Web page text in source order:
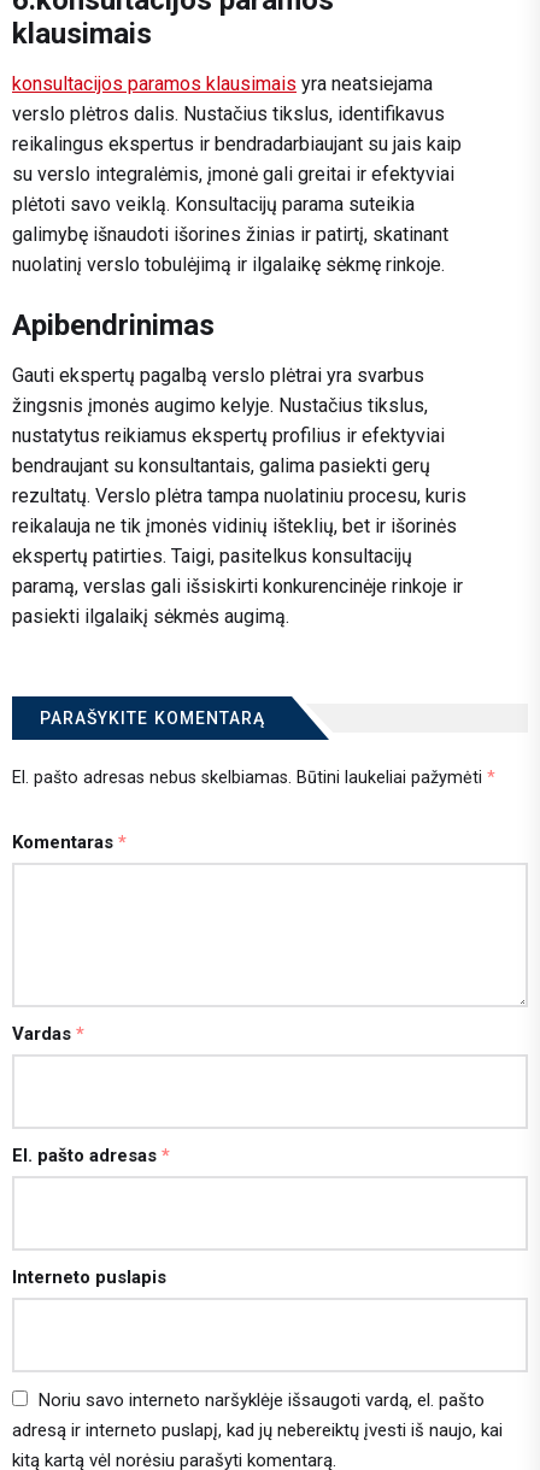
klausimais
konsultacijos paramos klausimais yra neatsiejama
verslo plėtros dalis. Nustačius tikslus, identifikavus
reikalingus ekspertus ir bendradarbiaujant su jais kaip
su verslo integralėmis, įmonė gali greitai ir efektyviai
plėtoti savo veiklą. Konsultacijų parama suteikia
galimybę išnaudoti išorines žinias ir patirtį, skatinant
nuolatinį verslo tobulėjimą ir ilgalaikę sėkmę rinkoje.
Apibendrinimas
Gauti ekspertų pagalbą verslo plėtrai yra svarbus
žingsnis įmonės augimo kelyje. Nustačius tikslus,
nustatytus reikiamus ekspertų profilius ir efektyviai
bendraujant su konsultantais, galima pasiekti gerų
rezultatų. Verslo plėtra tampa nuolatiniu procesu, kuris
reikalauja ne tik įmonės vidinių išteklių, bet ir išorinės
ekspertų patirties. Taigi, pasitelkus konsultacijų
paramą, verslas gali išsiskirti konkurencinėje rinkoje ir
pasiekti ilgalaikį sėkmės augimą.
PARAŠYKITE KOMENTARĄ
El. pašto adresas nebus skelbiamas. Būtini laukeliai pažymėti *
Komentaras *
Vardas *
El. pašto adresas *
Interneto puslapis
Noriu savo interneto naršyklėje išsaugoti vardą, el. pašto
adresą ir interneto puslapį, kad jų nebereiktų įvesti iš naujo, kai
kitą kartą vėl norėsiu parašyti komentarą.